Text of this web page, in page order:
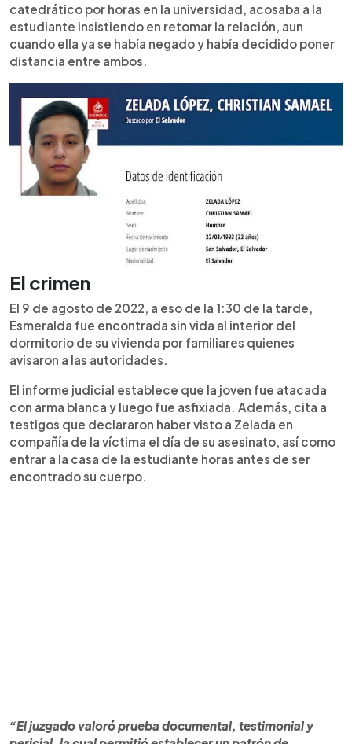
catedrático por horas en la universidad, acosaba a la
estudiante insistiendo en retomar la relación, aun
cuando ella ya se había negado y había decidido poner
distancia entre ambos.
El crimen
El 9 de agosto de 2022, a eso de la 1:30 de la tarde,
Esmeralda fue encontrada sin vida al interior del
dormitorio de su vivienda por familiares quienes
avisaron a las autoridades.
El informe judicial establece que la joven fue atacada
con arma blanca y luego fue asfixiada. Además, cita a
testigos que declararon haber visto a Zelada en
compañía de la víctima el día de su asesinato, así como
entrar a la casa de la estudiante horas antes de ser
encontrado su cuerpo.
“El juzgado valoró prueba documental, testimonial y